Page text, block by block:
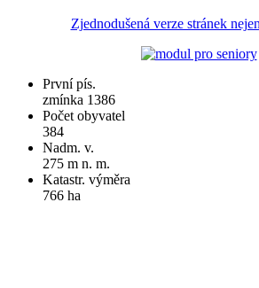
Zjednodušená verze stránek
První pís.
zmínka 1386
Počet obyvatel
384
Nadm. v.
275 m n. m.
Katastr. výměra
766 ha